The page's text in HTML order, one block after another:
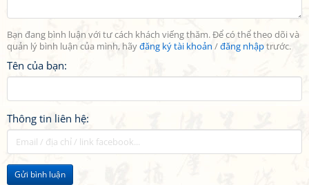
Bạn đang bình luận với tư cách khách viếng thăm. Để có thể theo dõi và
quản lý bình luận của mình, hãyđăng ký tài khoản /đăng nhậptrước.
Tên của bạn:
Thông tin liên hệ:
Gửi bình luận